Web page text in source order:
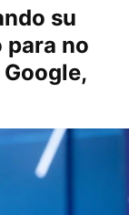
su
para no